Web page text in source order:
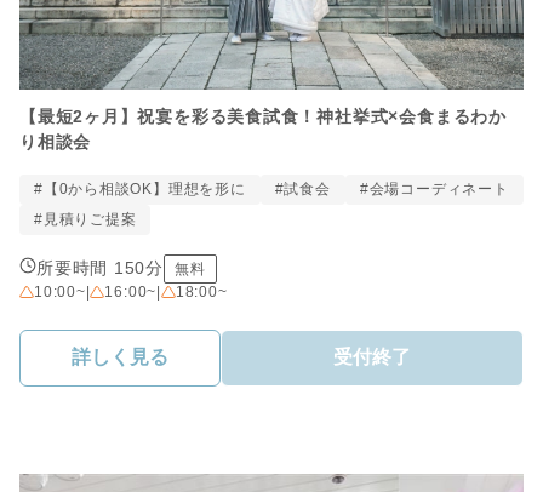
【最短2ヶ月】祝宴を彩る美食試食！神社挙式×会食まるわか
り相談会
#【0から相談OK】理想を形に #試食会
#会場コーディネート
#見積りご提案
所要時間 150分
無料
10:00~| 16:00~| 18:00~
詳しく見る 受付終了